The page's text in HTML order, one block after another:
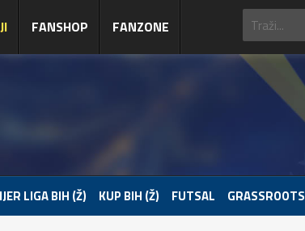
FANSHOP FANZONE
LIGA BIH (Ž) KUP BIH (Ž) FUTSAL GRASSROOTS